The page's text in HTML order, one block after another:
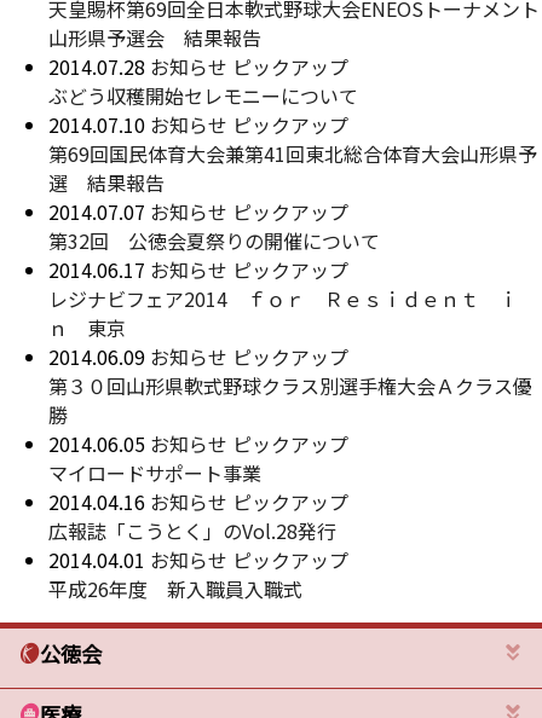
天皇賜杯第69回全日本軟式野球大会ENEOSトーナメント
山形県予選会 結果報告
2014.07.28 お知らせ ピックアップ
ぶどう収穫開始セレモニーについて
2014.07.10 お知らせ ピックアップ
第69回国民体育大会兼第41回東北総合体育大会山形県予
選 結果報告
2014.07.07 お知らせ ピックアップ
第32回 公徳会夏祭りの開催について
2014.06.17 お知らせ ピックアップ
レジナビフェア2014 ｆｏｒ Ｒｅｓｉｄｅｎｔ ｉ
ｎ 東京
2014.06.09 お知らせ ピックアップ
第３０回山形県軟式野球クラス別選手権大会Ａクラス優
勝
2014.06.05 お知らせ ピックアップ
マイロードサポート事業
2014.04.16 お知らせ ピックアップ
広報誌「こうとく」のVol.28発行
2014.04.01 お知らせ ピックアップ
平成26年度 新入職員入職式
公徳会